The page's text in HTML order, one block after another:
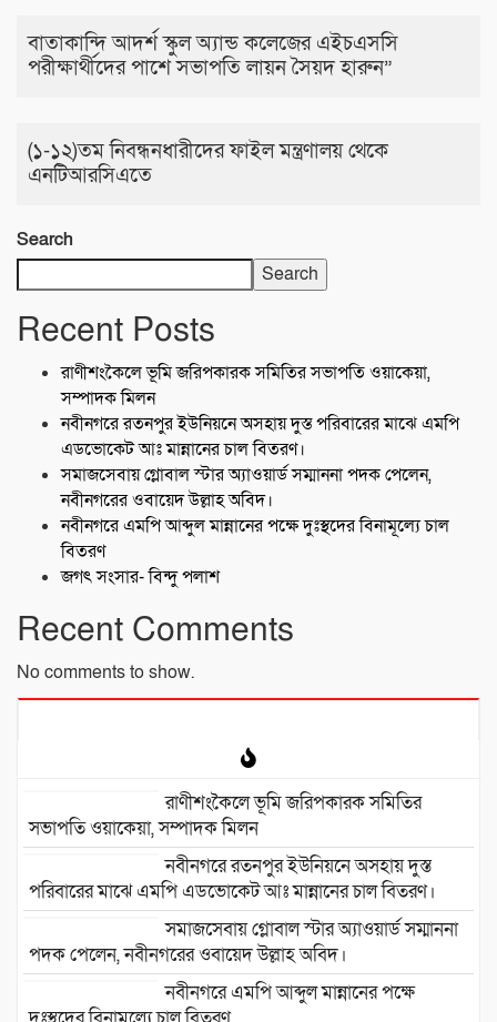
বাতাকান্দি আদর্শ স্কুল অ্যান্ড কলেজের এইচএসসি
পরীক্ষার্থীদের পাশে সভাপতি লায়ন সৈয়দ হারুন”
(১-১২)তম নিবন্ধনধারীদের ফাইল মন্ত্রণালয় থেকে
এনটিআরসিএতে
Search
Search
Recent Posts
রাণীশংকৈলে ভূমি জরিপকারক সমিতির সভাপতি ওয়াকেয়া,
সম্পাদক মিলন
নবীনগরে রতনপুর ইউনিয়নে অসহায় দুস্ত পরিবারের মাঝে এমপি
এডভোকেট আঃ মান্নানের চাল বিতরণ।
সমাজসেবায় গ্লোবাল স্টার অ্যাওয়ার্ড সম্মাননা পদক পেলেন,
নবীনগরের ওবায়েদ উল্লাহ অবিদ।
নবীনগরে এমপি আব্দুল মান্নানের পক্ষে দুঃস্থদের বিনামূল্যে চাল
বিতরণ
জগৎ সংসার- বিন্দু পলাশ
Recent Comments
No comments to show.
রাণীশংকৈলে ভূমি জরিপকারক সমিতির
সভাপতি ওয়াকেয়া, সম্পাদক মিলন
নবীনগরে রতনপুর ইউনিয়নে অসহায় দুস্ত
পরিবারের মাঝে এমপি এডভোকেট আঃ মান্নানের চাল বিতরণ।
সমাজসেবায় গ্লোবাল স্টার অ্যাওয়ার্ড সম্মাননা
পদক পেলেন, নবীনগরের ওবায়েদ উল্লাহ অবিদ।
নবীনগরে এমপি আব্দুল মান্নানের পক্ষে